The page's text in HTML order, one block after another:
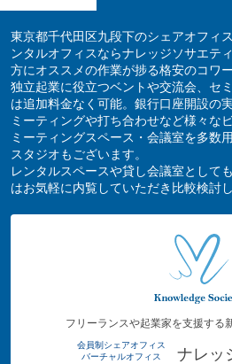
東京都千代田区九段下のシェアオフィ
ンタルオフィスならナレッジソサエテ
方にオススメの作業が捗る格安のコワ
独立起業に役立つベントや交流会、セ
は追加料金なく可能。銀行口座開設の
ミーティングや打ち合わせなど様々な
ミーティングスペース・会議室を多数
スタジオもございます。
レンタルスペースや貸し会議室として
はお気軽に内覧していただき比較検討
フリーランスや起業家を支援する
会員制シェアオフィス
バーチャルオフィス
ナレッ